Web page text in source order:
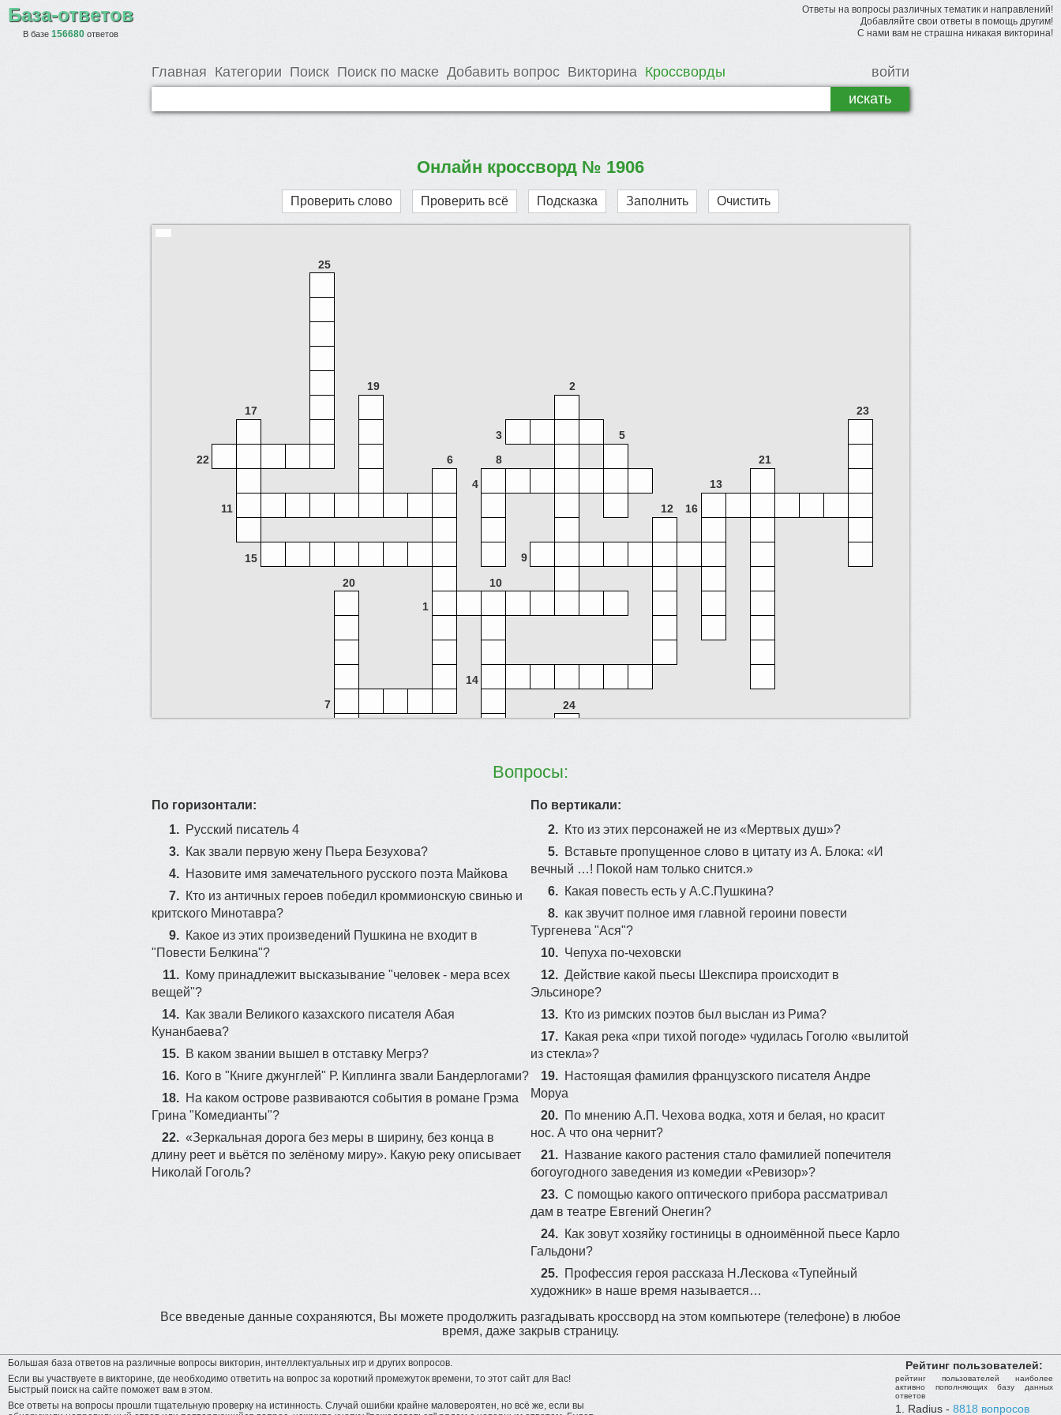
База-ответов
В базе 156680 ответов
Ответы на вопросы различных тематик и направлений!
Добавляйте свои ответы в помощь другим!
С нами вам не страшна никакая викторина!
Главная Категории Поиск Поиск по маске Добавить вопрос Викторина Кроссворды войти
Онлайн кроссворд № 1906
Проверить слово Проверить всё Подсказка Заполнить Очистить
25
19
2
17
23
3
5
22
6 8
21
4
13
11
12 16
15
9
20
10
1
14
7
24
Вопросы:
По горизонтали:
1. Русский писатель 4
3. Как звали первую жену Пьера Безухова?
4. Назовите имя замечательного русского поэта Майкова
7. Кто из античных героев победил кроммионскую свинью и
критского Минотавра?
9. Какое из этих произведений Пушкина не входит в
"Повести Белкина"?
11. Кому принадлежит высказывание "человек - мера всех
вещей"?
14. Как звали Великого казаxского писателя Абая
Кунанбаева?
15. В каком звании вышел в отставку Мегрэ?
16. Кого в "Книге джунглей" Р. Киплинга звали Бандерлогами?
18. На каком острове развиваются события в романе Грэма
Грина "Комедианты"?
22. «Зеркальная дорога без меры в ширину, без конца в
длину реет и вьётся по зелёному миру». Какую реку описывает
Николай Гоголь?
По вертикали:
2. Кто из этих персонажей не из «Мертвых душ»?
5. Вставьте пропущенное слово в цитату из А. Блока: «И
вечный …! Покой нам только снится.»
6. Какая повесть есть у А.С.Пушкина?
8. как звучит полное имя главной героини повести
Тургенева "Ася"?
10. Чепуха по-чеховски
12. Действие какой пьесы Шекспира происходит в
Эльсиноре?
13. Кто из римских поэтов был выслан из Рима?
17. Какая река «при тихой погоде» чудилась Гоголю «вылитой
из стекла»?
19. Настоящая фамилия французского писателя Андре
Моруа
20. По мнению А.П. Чехова водка, хотя и белая, но красит
нос. А что она чернит?
21. Название какого растения стало фамилией попечителя
богоугодного заведения из комедии «Ревизор»?
23. С помощью какого оптического прибора рассматривал
дам в театре Евгений Онегин?
24. Как зовут хозяйку гостиницы в одноимённой пьесе Карло
Гальдони?
25. Профессия героя рассказа Н.Лескова «Тупейный
художник» в наше время называется…
Все введеные данные сохраняются, Вы можете продолжить разгадывать кроссворд на этом компьютере (телефоне) в любое
время, даже закрыв страницу.
Большая база ответов на различные вопросы викторин, интеллектуальных игр и других вопросов.
Если вы участвуете в викторине, где необходимо ответить на вопрос за короткий промежуток времени, то этот сайт для Вас!
Быстрый поиск на сайте поможет вам в этом.
Все ответы на вопросы прошли тщательную проверку на истинность. Случай ошибки крайне маловероятен, но всё же, если вы
Рейтинг пользователей:
рейтинг пользователей наиболее
активно пополняющих базу данных
ответов
Radius - 8818 вопросов